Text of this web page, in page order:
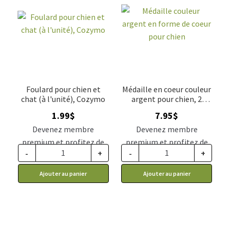
Foulard pour chien et
chat (à l'unité), Cozymo
1.99$
Devenez membre
premium et profitez de
ce prix rabais : 1.64$ CA
- +
Ajouter au panier
Médaille en coeur couleur
argent pour chien, 2
7.95$
Devenez membre
premium et profitez de
ce prix rabais : 6.56$ CA
- +
Ajouter au panier